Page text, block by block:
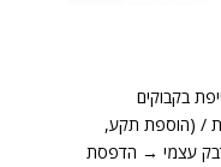
בקבוקים
/ (הוספת תקע,
עצמי → הדפסת